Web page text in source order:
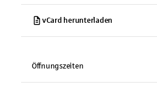
vCard herunterladen
Öffnungszeiten